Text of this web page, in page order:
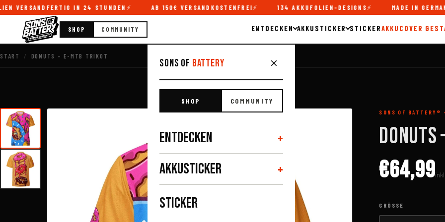
VERSANDFERTIG IN 24 STUNDEN AB 150€ VERSANDKOSTENFREI 134 AKKUFOLIEN-DESIGNS MADE IN GERMANY
SHOP COMMUNITY ENTDECKEN AKKUSTICKER STICKERAKKUCOVER
Sons of Battery
SHOP COMMUNITY
ENTDECKEN +
AKKUSTICKER +
STICKER
START / DONUTS – E-MTB TRIKOT
SONS OF BATTERY®
€64,99
GRÖSSE